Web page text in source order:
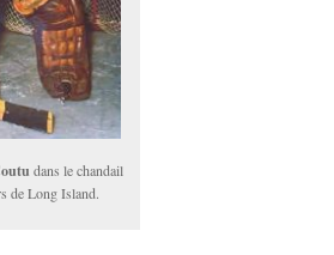
dans le chandail
de Long Island.